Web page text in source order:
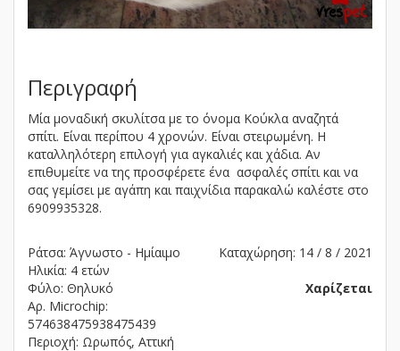
Περιγραφή
Μία μοναδική σκυλίτσα με το όνομα Κούκλα αναζητά
σπίτι. Είναι περίπου 4 χρονών. Είναι στειρωμένη. Η
καταλληλότερη επιλογή για αγκαλιές και χάδια. Αν
επιθυμείτε να της προσφέρετε ένα ασφαλές σπίτι και να
σας γεμίσει με αγάπη και παιχνίδια παρακαλώ καλέστε στο
6909935328.
Ράτσα: Άγνωστο - Ημίαιμο
Ηλικία: 4 ετών
Φύλο: Θηλυκό
Αρ. Microchip:
574638475938475439
Περιοχή: Ωρωπός, Αττική
Καταχώρηση: 14 / 8 / 2021
Χαρίζεται